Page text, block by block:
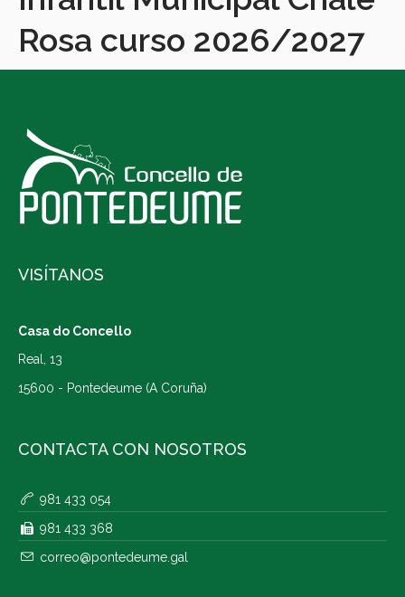
Rosa curso 2026/2027
VISÍTANOS
Casa do Concello
Real, 13
15600 - Pontedeume (A Coruña)
CONTACTA CON NOSOTROS
981 433 054
981 433 368
correo@pontedeume.gal